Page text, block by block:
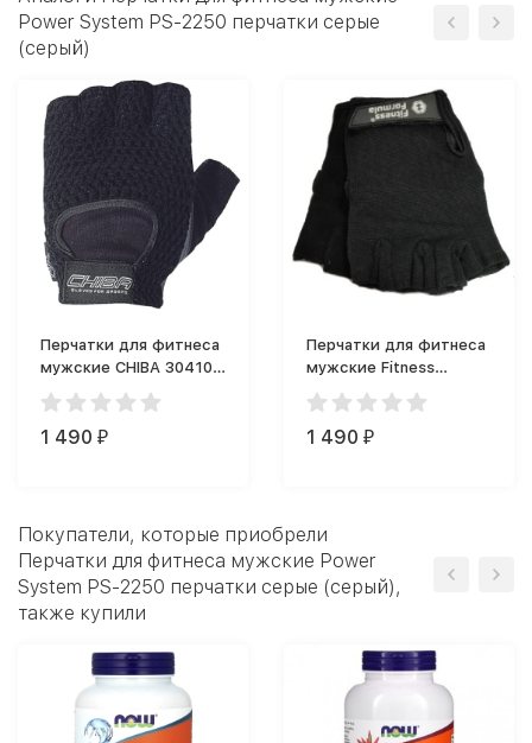
Power System PS-2250 перчатки серые
(серый)
Перчатки для фитнеса
мужские CHIBA 30410
Athletic перчатки
(черные)
1 490 ₽
Перчатки для фитнеса
мужские Fitness
Formula Перчатки
черные
1 490 ₽
Покупатели, которые приобрели
Перчатки для фитнеса мужские Power
System PS-2250 перчатки серые (серый),
также купили